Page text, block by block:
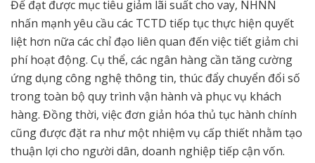
Để đạt được mục tiêu giảm lãi suất cho vay, NHNN
nhấn mạnh yêu cầu các TCTD tiếp tục thực hiện quyết
liệt hơn nữa các chỉ đạo liên quan đến việc tiết giảm chi
phí hoạt động. Cụ thể, các ngân hàng cần tăng cường
ứng dụng công nghệ thông tin, thúc đẩy chuyển đổi số
trong toàn bộ quy trình vận hành và phục vụ khách
hàng. Đồng thời, việc đơn giản hóa thủ tục hành chính
cũng được đặt ra như một nhiệm vụ cấp thiết nhằm tạo
thuận lợi cho người dân, doanh nghiệp tiếp cận vốn.